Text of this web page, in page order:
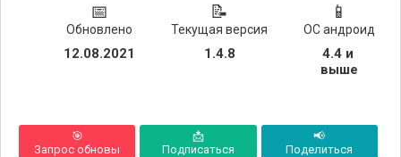
📅
Обновлено
12.08.2021
📝
Текущая версия
1.4.8
📱
ОС андроид
4.4 и
выше
🎯
Запрос обновы
📩
Подписаться
📢
Поделиться